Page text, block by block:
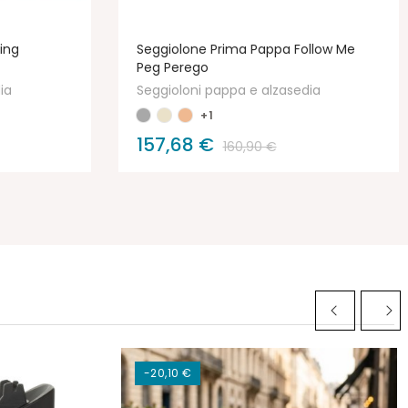
Seggiolone Prima Pappa Follow Me
Peg Perego
Seggioloni pappa e alzasedia
+1
157,68 € 160,90 €
-20,10 €